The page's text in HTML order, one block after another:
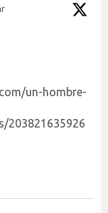
un-hombre-
203821635926